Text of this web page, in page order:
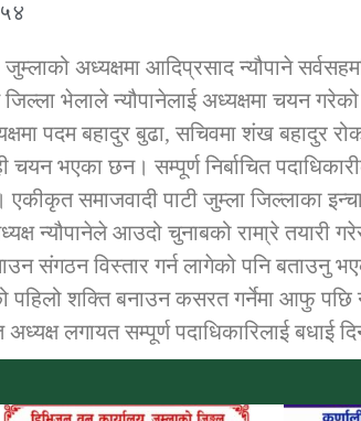
सुचना कार्यक्रम
लैङ्गिक हिंसा सम्बन्धी सूचना सन्देश
अध्यक्षमा आदिप्रसाद न्यौपाने
भेलाले न्यौपानेलाई अध्यक्षमा चयन
पदम बहादुर बुढा, सचिवमा शंख बहादुर
चयन भएका छन। सम्पूर्ण निर्बाचित
समाजवादी पाटी जुम्ला जिल्लाका
न्यौपानेले आउदो चुनाबको रामा्रे तयारी
संगठन विस्तार गर्न लागेको पनि बताउनु
पहिलो शक्ति बनाउन कसरत गर्नेमा आफु
अध्यक्ष लगायत सम्पूर्ण पदाधिकारिलाई बधाई